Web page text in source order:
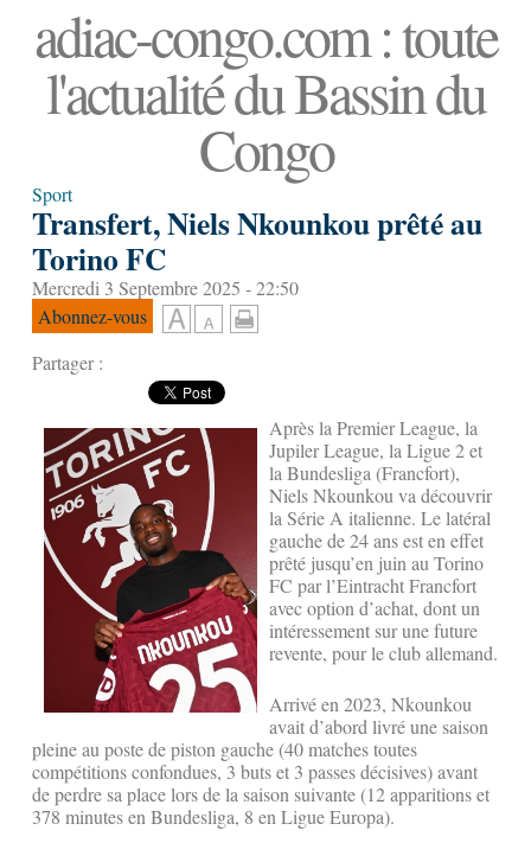
adiac-congo.com : toute
l'actualité du Bassin du
Congo
Sport
Transfert, Niels Nkounkou prêté au
Torino FC
Mercredi 3 Septembre 2025 - 22:50
Abonnez-vous
Partager :
Après la Premier League, la
Jupiler League, la Ligue 2 et
la Bundesliga (Francfort),
Niels Nkounkou va découvrir
la Série A italienne. Le latéral
gauche de 24 ans est en effet
prêté jusqu’en juin au Torino
FC par l’Eintracht Francfort
avec option d’achat, dont un
intéressement sur une future
revente, pour le club allemand.
Arrivé en 2023, Nkounkou
avait d’abord livré une saison
pleine au poste de piston gauche (40 matches toutes
compétitions confondues, 3 buts et 3 passes décisives) avant
de perdre sa place lors de la saison suivante (12 apparitions et
378 minutes en Bundesliga, 8 en Ligue Europa).